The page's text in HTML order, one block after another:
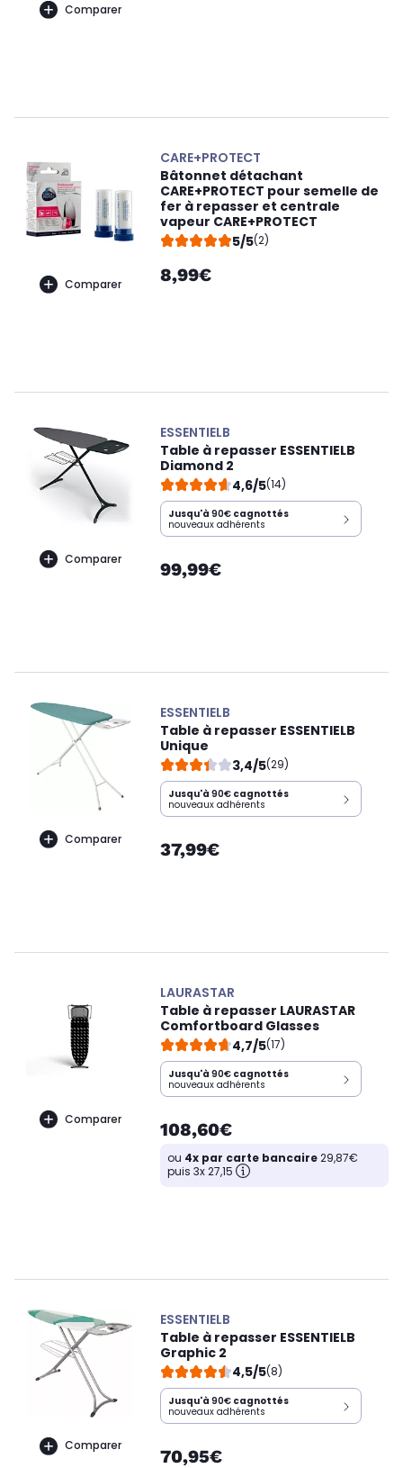
Comparer
Comparer
CARE+PROTECT
Bâtonnet détachant
CARE+PROTECT pour semelle de
fer à repasser et centrale
vapeur CARE+PROTECT
5/5(2)
8,99€
Comparer
ESSENTIELB
Table à repasser ESSENTIELB
Diamond 2
4,6/5(14)
Jusqu'à 90€ cagnottés
nouveaux adhérents
99,99€
Comparer
ESSENTIELB
Table à repasser ESSENTIELB
Unique
3,4/5(29)
Jusqu'à 90€ cagnottés
nouveaux adhérents
37,99€
Comparer
LAURASTAR
Table à repasser LAURASTAR
Comfortboard Glasses
4,7/5(17)
Jusqu'à 90€ cagnottés
nouveaux adhérents
108,60€
ou 4x par carte bancaire29,87€
puis 3x 27,15
Comparer
ESSENTIELB
Table à repasser ESSENTIELB
Graphic 2
4,5/5(8)
Jusqu'à 90€ cagnottés
nouveaux adhérents
70,95€